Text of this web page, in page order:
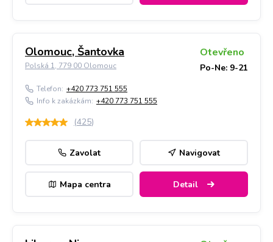
Olomouc, Šantovka
Polská 1, 779 00 Olomouc
Otevřeno
Po-Ne: 9-21
Telefon: +420 773 751 555
Info k zakázkám: +420 773 751 555
(425)
Zavolat Navigovat
Mapa centra Detail